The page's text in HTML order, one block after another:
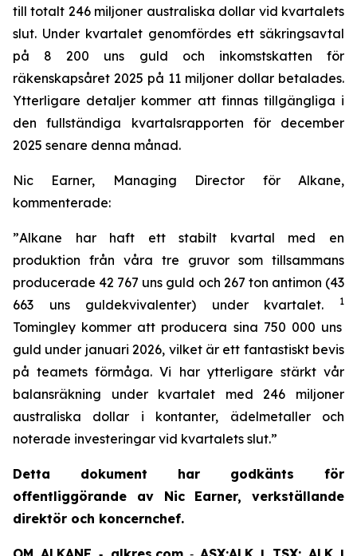
till totalt 246 miljoner australiska dollar vid kvartalets
slut. Under kvartalet genomfördes ett säkringsavtal
på 8 200 uns guld och inkomstskatten för
räkenskapsåret 2025 på 11 miljoner dollar betalades.
Ytterligare detaljer kommer att finnas tillgängliga i
den fullständiga kvartalsrapporten för december
2025 senare denna månad.
Nic Earner, Managing Director för Alkane,
kommenterade:
”Alkane har haft ett stabilt kvartal med en
produktion från våra tre gruvor som tillsammans
producerade 42 767 uns guld och 267 ton antimon (43
663 uns guldekvivalenter) under kvartalet.
1
Tomingley kommer att producera sina 750 000 uns
guld under januari 2026, vilket är ett fantastiskt bevis
på teamets förmåga. Vi har ytterligare stärkt vår
balansräkning under kvartalet med 246 miljoner
australiska dollar i kontanter, ädelmetaller och
noterade investeringar vid kvartalets slut.”
Detta dokument har godkänts för
offentliggörande av Nic Earner, verkställande
direktör och koncernchef.